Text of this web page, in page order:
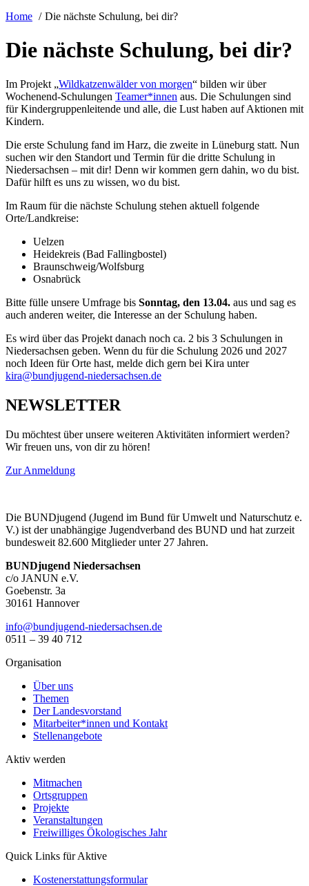
Home
Die nächste Schulung, bei dir?
Die nächste Schulung, bei dir?
Im Projekt „Wildkatzenwälder von morgen“ bilden wir über
Wochenend-Schulungen Teamer*innen aus. Die Schulungen sind
für Kindergruppenleitende und alle, die Lust haben auf Aktionen mit
Kindern.
Die erste Schulung fand im Harz, die zweite in Lüneburg statt. Nun
suchen wir den Standort und Termin für die dritte Schulung in
Niedersachsen – mit dir! Denn wir kommen gern dahin, wo du bist.
Dafür hilft es uns zu wissen, wo du bist.
Im Raum für die nächste Schulung stehen aktuell folgende
Orte/Landkreise:
Uelzen
Heidekreis (Bad Fallingbostel)
Braunschweig/Wolfsburg
Osnabrück
Bitte fülle unsere Umfrage bis Sonntag, den 13.04. aus und sag es
auch anderen weiter, die Interesse an der Schulung haben.
Es wird über das Projekt danach noch ca. 2 bis 3 Schulungen in
Niedersachsen geben. Wenn du für die Schulung 2026 und 2027
noch Ideen für Orte hast, melde dich gern bei Kira unter
ed.neshcasredein-dnegujdnub@arik
NEWSLETTER
Du möchtest über unsere weiteren Aktivitäten informiert werden?
Wir freuen uns, von dir zu hören!
Zur Anmeldung
Die BUNDjugend (Jugend im Bund für Umwelt und Naturschutz e.
V.) ist der unabhängige Jugendverband des BUND und hat zurzeit
bundesweit 82.600 Mitglieder unter 27 Jahren.
BUNDjugend Niedersachsen
c/o JANUN e.V.
Goebenstr. 3a
30161 Hannover
ed.neshcasredein-dnegujdnub@ofni
0511 – 39 40 712
Organisation
Über uns
Themen
Der Landesvorstand
Mitarbeiter*innen und Kontakt
Stellenangebote
Aktiv werden
Mitmachen
Ortsgruppen
Projekte
Veranstaltungen
Freiwilliges Ökologisches Jahr
Quick Links für Aktive
Kostenerstattungsformular